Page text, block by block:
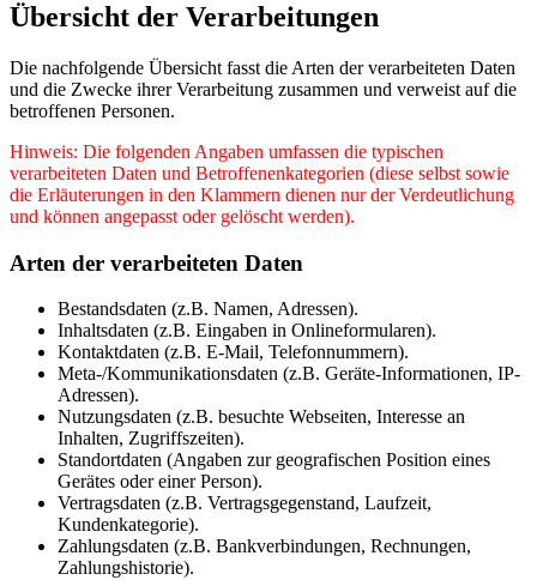
Übersicht der Verarbeitungen
Die nachfolgende Übersicht fasst die Arten der verarbeiteten Daten
und die Zwecke ihrer Verarbeitung zusammen und verweist auf die
betroffenen Personen.
Hinweis: Die folgenden Angaben umfassen die typischen
verarbeiteten Daten und Betroffenenkategorien (diese selbst sowie
die Erläuterungen in den Klammern dienen nur der Verdeutlichung
und können angepasst oder gelöscht werden).
Arten der verarbeiteten Daten
Bestandsdaten (z.B. Namen, Adressen).
Inhaltsdaten (z.B. Eingaben in Onlineformularen).
Kontaktdaten (z.B. E-Mail, Telefonnummern).
Meta-/Kommunikationsdaten (z.B. Geräte-Informationen, IP-
Adressen).
Nutzungsdaten (z.B. besuchte Webseiten, Interesse an
Inhalten, Zugriffszeiten).
Standortdaten (Angaben zur geografischen Position eines
Gerätes oder einer Person).
Vertragsdaten (z.B. Vertragsgegenstand, Laufzeit,
Kundenkategorie).
Zahlungsdaten (z.B. Bankverbindungen, Rechnungen,
Zahlungshistorie).